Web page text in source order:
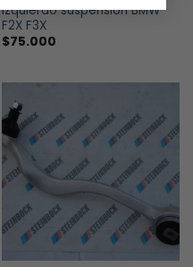
izquierdo suspensión BMW
F2X F3X
$75.000